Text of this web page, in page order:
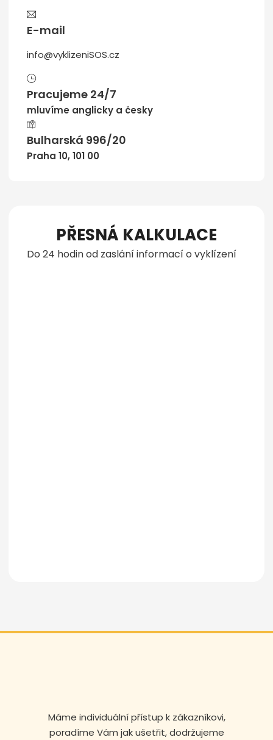
E-mail
info@vyklizeniSOS.cz
Pracujeme 24/7
mluvíme anglicky a česky
Bulharská 996/20
Praha 10, 101 00
PŘESNÁ KALKULACE
Do 24 hodin od zaslání informací o vyklízení
Máme individuální přístup k zákazníkovi,
poradíme Vám jak ušetřit, dodržujeme